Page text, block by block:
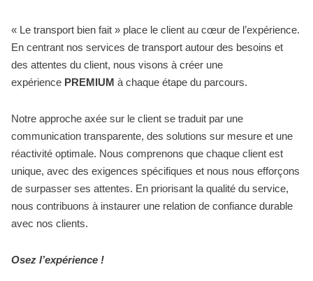
« Le transport bien fait » place le client au cœur de l’expérience.
En centrant nos services de transport autour des besoins et
des attentes du client, nous visons à créer une
expérience PREMIUM à chaque étape du parcours.
Notre approche axée sur le client se traduit par une
communication transparente, des solutions sur mesure et une
réactivité optimale. Nous comprenons que chaque client est
unique, avec des exigences spécifiques et nous nous efforçons
de surpasser ses attentes. En priorisant la qualité du service,
nous contribuons à instaurer une relation de confiance durable
avec nos clients.
Osez l’expérience !